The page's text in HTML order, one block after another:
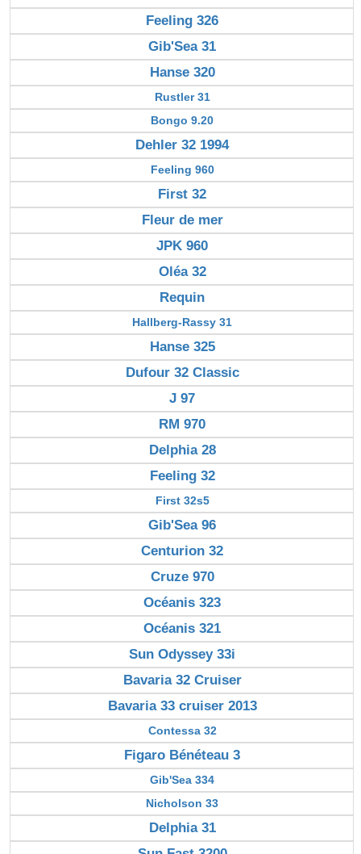
Feeling 326
Gib'Sea 31
Hanse 320
Rustler 31
Bongo 9.20
Dehler 32 1994
Feeling 960
First 32
Fleur de mer
JPK 960
Oléa 32
Requin
Hallberg-Rassy 31
Hanse 325
Dufour 32 Classic
J 97
RM 970
Delphia 28
Feeling 32
First 32s5
Gib'Sea 96
Centurion 32
Cruze 970
Océanis 323
Océanis 321
Sun Odyssey 33i
Bavaria 32 Cruiser
Bavaria 33 cruiser 2013
Contessa 32
Figaro Bénéteau 3
Gib'Sea 334
Nicholson 33
Delphia 31